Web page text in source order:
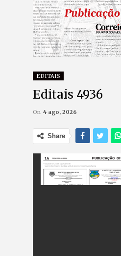
EDITAIS
Editais 4936
On 4 ago, 2026
Share